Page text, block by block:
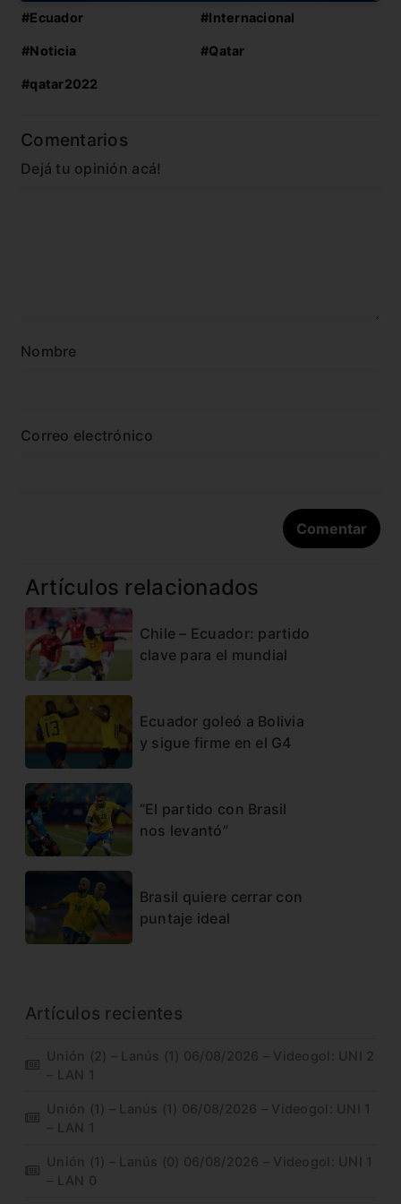
#Ecuador #Internacional
#Noticia #Qatar
#qatar2022
Comentarios
Dejá tu opinión acá!
Nombre
Correo electrónico
Artículos relacionados
Chile – Ecuador: partido
clave para el mundial
Ecuador goleó a Bolivia
y sigue firme en el G4
“El partido con Brasil
nos levantó”
Brasil quiere cerrar con
puntaje ideal
Artículos recientes
Unión (2) – Lanús (1) 06/08/2026 – Videogol: UNI 2
– LAN 1
Unión (1) – Lanús (1) 06/08/2026 – Videogol: UNI 1
– LAN 1
Unión (1) – Lanús (0) 06/08/2026 – Videogol: UNI 1
– LAN 0